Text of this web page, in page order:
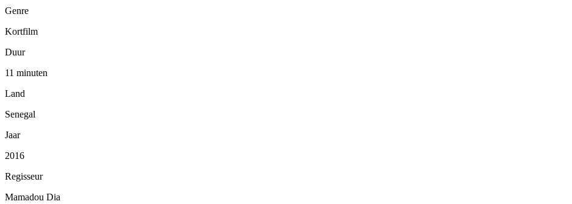
Genre
Kortfilm
Duur
11 minuten
Land
Senegal
Jaar
2016
Regisseur
Mamadou Dia